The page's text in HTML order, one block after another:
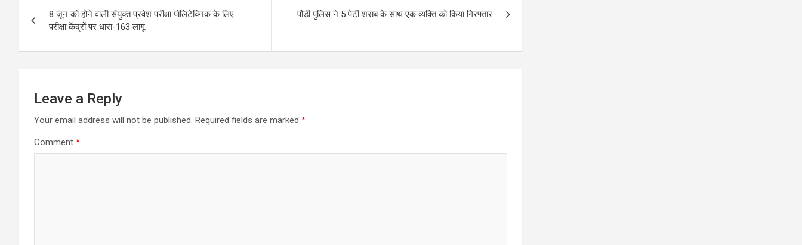
navigation
8 जून को होने वाली संयुक्त प्रवेश परीक्षा पॉलिटेक्निक के लिए
परीक्षा केंद्रों पर धारा-163 लागू
पौड़ी पुलिस ने 5 पेटी शराब के साथ एक व्यक्ति को किया गिरफ्तार
Leave a Reply
Your email address will not be published. Required fields are marked *
Comment *